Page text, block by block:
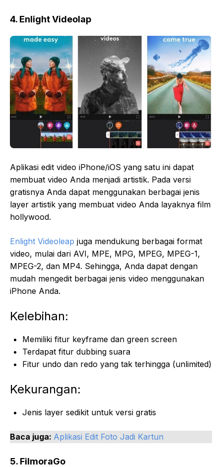
4. Enlight Videolap
Aplikasi edit video iPhone/iOS yang satu ini dapat
membuat video Anda menjadi artistik. Pada versi
gratisnya Anda dapat menggunakan berbagai jenis
layer artistik yang membuat video Anda layaknya film
hollywood.
Enlight Videoleap juga mendukung berbagai format
video, mulai dari AVI, MPE, MPG‎, MPEG, MPEG-1,
MPEG-2, dan MP4. Sehingga, Anda dapat dengan
mudah mengedit berbagai jenis video menggunakan
iPhone Anda.
Kelebihan:
Memiliki fitur keyframe dan green screen
Terdapat fitur dubbing suara
Fitur undo dan redo yang tak terhingga (unlimited)
Kekurangan:
Jenis layer sedikit untuk versi gratis
Baca juga: Aplikasi Edit Foto Jadi Kartun
5. FilmoraGo